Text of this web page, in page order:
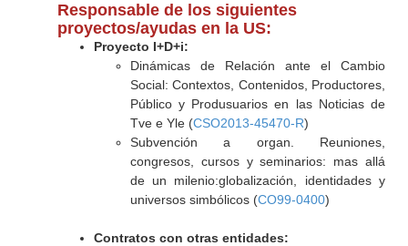
Responsable de los siguientes
proyectos/ayudas en la US:
Proyecto I+D+i:
Dinámicas de Relación ante el Cambio
Social: Contextos, Contenidos, Productores,
Público y Produsuarios en las Noticias de
Tve e Yle (CSO2013-45470-R)
Subvención a organ. Reuniones,
congresos, cursos y seminarios: mas allá
de un milenio:globalización, identidades y
universos simbólicos (CO99-0400)
Contratos con otras entidades: